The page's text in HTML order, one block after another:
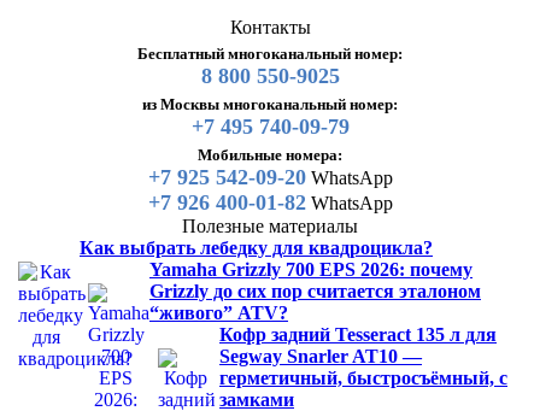
Контакты
Бесплатный многоканальный номер:
8 800 550-9025
из Москвы многоканальный номер:
+7 495 740-09-79
Мобильные номера:
+7 925 542-09-20WhatsApp
+7 926 400-01-82WhatsApp
Полезные материалы
Как выбрать лебедку для квадроцикла?
Yamaha Grizzly 700 EPS 2026: почему
Grizzly до сих пор считается эталоном
“живого” ATV?
Кофр задний Tesseract 135 л для
Segway Snarler AT10 —
герметичный, быстросъёмный, с
замками